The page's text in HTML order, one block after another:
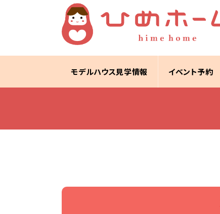
モデルハウス見学情報 イベント予約